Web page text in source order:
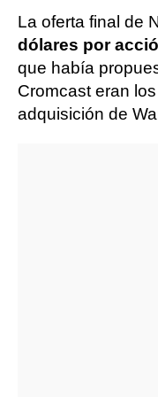
La oferta final de
dólares por
que había
Cromcast eran
adquisición de